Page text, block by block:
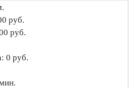
руб.
руб.
0 руб.